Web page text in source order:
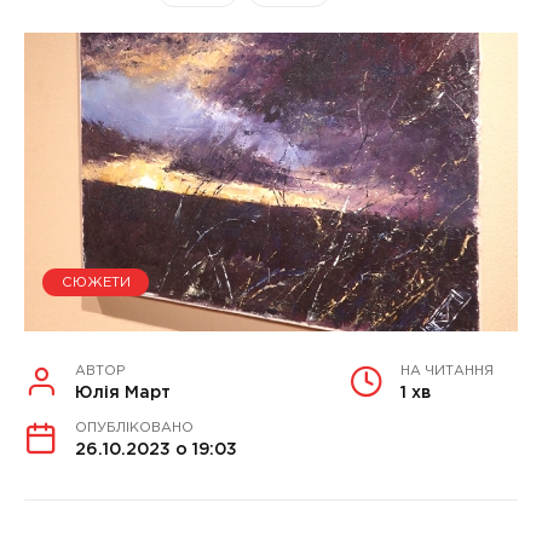
СЮЖЕТИ
АВТОР
Юлія Март
НА ЧИТАННЯ
1 хв
ОПУБЛІКОВАНО
26.10.2023 о 19:03